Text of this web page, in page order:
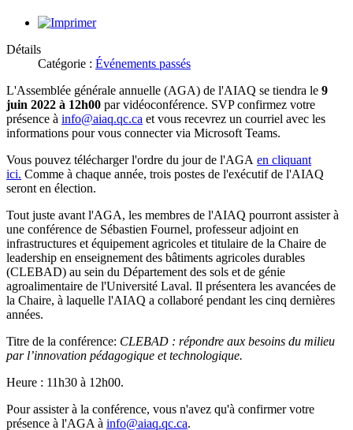
Détails
Catégorie : Événements passés
L'Assemblée générale annuelle (AGA) de l'AIAQ se tiendra le 9
juin 2022 à 12h00 par vidéoconférence. SVP confirmez votre
présence à info@aiaq.qc.ca et vous recevrez un courriel avec les
informations pour vous connecter via Microsoft Teams.
Vous pouvez télécharger l'ordre du jour de l'AGA en cliquant
ici. Comme à chaque année, trois postes de l'exécutif de l'AIAQ
seront en élection.
Tout juste avant l'AGA, les membres de l'AIAQ pourront assister à
une conférence de Sébastien Fournel, professeur adjoint en
infrastructures et équipement agricoles et titulaire de la Chaire de
leadership en enseignement des bâtiments agricoles durables
(CLEBAD) au sein du Département des sols et de génie
agroalimentaire de l'Université Laval. Il présentera les avancées de
la Chaire, à laquelle l'AIAQ a collaboré pendant les cinq dernières
années.
Titre de la conférence: CLEBAD : répondre aux besoins du milieu
par l’innovation pédagogique et technologique.
Heure : 11h30 à 12h00.
Pour assister à la conférence, vous n'avez qu'à confirmer votre
présence à l'AGA à info@aiaq.qc.ca.